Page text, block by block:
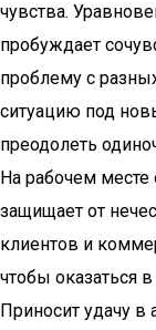
чувства.
пробуждает
проблему с
ситуацию под
преодолеть
На рабочем месте
защищает от
клиентов и
чтобы оказаться
Приносит удачу в